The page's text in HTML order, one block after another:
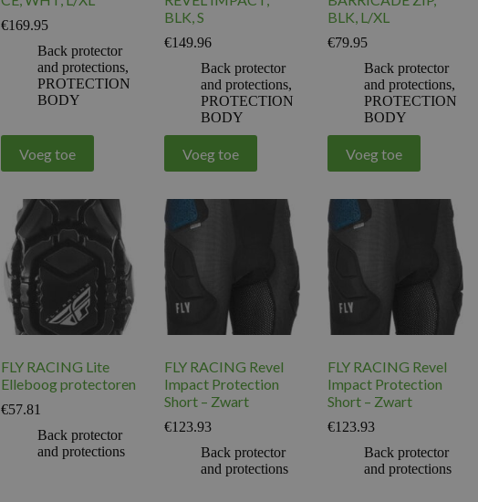
€169.95
Back protector
and protections,
PROTECTION
BODY
Voeg toe
BLK, S
€149.96
Back protector
and protections,
PROTECTION
BODY
Voeg toe
BLK, L/XL
€79.95
Back protector
and protections,
PROTECTION
BODY
Voeg toe
FLY RACING Lite
Elleboog protectoren
€57.81
Back protector
and protections
FLY RACING Revel
Impact Protection
Short – Zwart
€123.93
Back protector
and protections
FLY RACING Revel
Impact Protection
Short – Zwart
€123.93
Back protector
and protections